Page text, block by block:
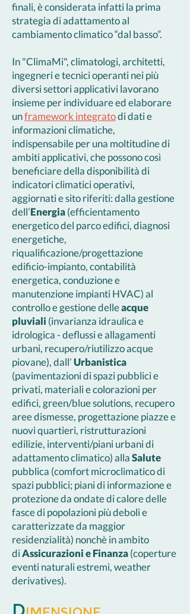
finali, è considerata infatti la prima
strategia di adattamento al
cambiamento climatico “dal basso”.
In "ClimaMi", climatologi, architetti,
ingegneri e tecnici operanti nei più
diversi settori applicativi lavorano
insieme per individuare ed elaborare
unframework integratodi dati e
informazioni climatiche,
indispensabile per una moltitudine di
ambiti applicativi, che possono così
beneficiare della disponibilità di
indicatori climatici operativi,
aggiornati e sito riferiti: dalla gestione
dell’Energia(efficientamento
energetico del parco edifici, diagnosi
energetiche,
riqualificazione/progettazione
edificio-impianto, contabilità
energetica, conduzione e
manutenzione impianti HVAC) al
controllo e gestione delleacque
pluviali (invarianza idraulica e
idrologica - deflussi e allagamenti
urbani, recupero/riutilizzo acque
piovane), dall’Urbanistica
(pavimentazioni di spazi pubblici e
privati, materiali e colorazioni per
edifici, green/blue solutions, recupero
aree dismesse, progettazione piazze e
nuovi quartieri, ristrutturazioni
edilizie, interventi/piani urbani di
adattamento climatico) allaSalute
pubblica (comfort microclimatico di
spazi pubblici; piani di informazione e
protezione da ondate di calore delle
fasce di popolazioni più deboli e
caratterizzate da maggior
residenzialità) nonchè in ambito
diAssicurazioni e Finanza(coperture
eventi naturali estremi, weather
derivatives).